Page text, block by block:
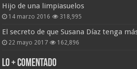
Hijo de una limpiasuelos
14 marzo 2016 318,995
El secreto de que Susana Díaz tenga
22 mayo 2017 162,896
Lo + Comentado